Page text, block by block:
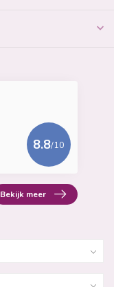
8.8/10
Bekijk meer